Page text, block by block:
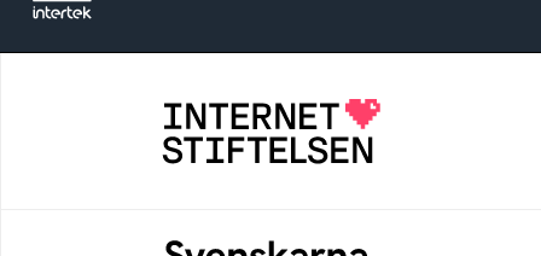
Internetstiftelsen verkar för ett internet som
bidrar positivt till människan och samhället
Svenskarna och internet